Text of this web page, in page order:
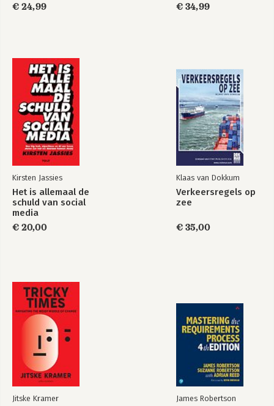
€ 24,99
€ 34,99
Kirsten Jassies
Het is allemaal de
schuld van social
media
€ 20,00
Klaas van Dokkum
Verkeersregels op
zee
€ 35,00
Jitske Kramer James Robertson